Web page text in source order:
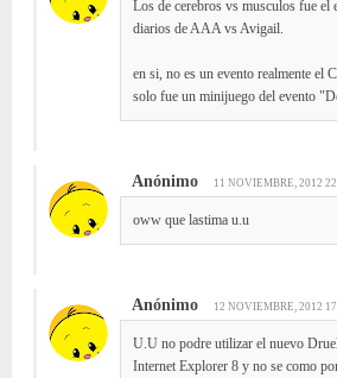
Los de cerebros vs musculos fue el
diarios de AAA vs Avigail.
en si, no es un evento realmente el
solo fue un minijuego del evento
Anónimo 11 NOVIEMBRE, 2012
oww que lastima u.u
Anónimo 12 NOVIEMBRE, 2012
U.U no podre utilizar el nuevo
Internet Explorer 8 y no se como